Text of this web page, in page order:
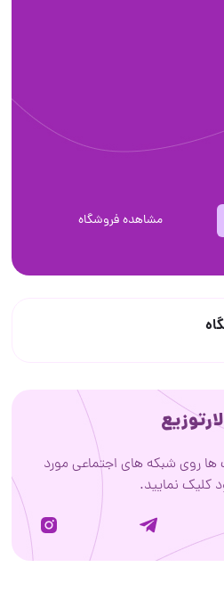
مشاهده فروشگاه
روی شبکه های اجتماعی مورد
کلیک نمایید.